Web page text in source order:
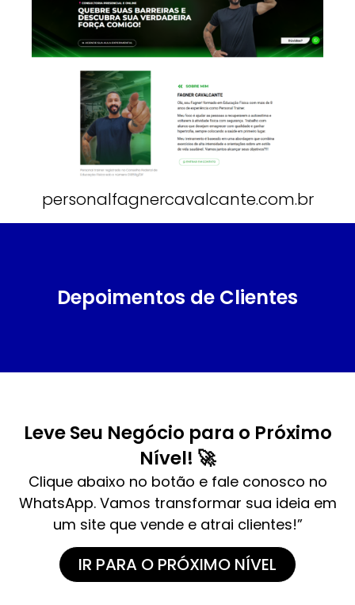
personalfagnercavalcante.com.br
Depoimentos de Clientes
Leve Seu Negócio para o Próximo
Nível! 🚀
Clique abaixo no botão e fale conosco no
WhatsApp. Vamos transformar sua ideia em
um site que vende e atrai clientes!”
IR PARA O PRÓXIMO NÍVEL